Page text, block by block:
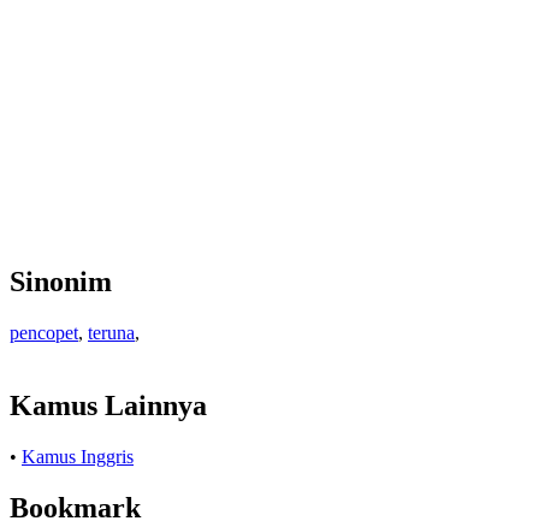
Sinonim
pencopet, teruna,
Kamus Lainnya
• Kamus Inggris
Bookmark